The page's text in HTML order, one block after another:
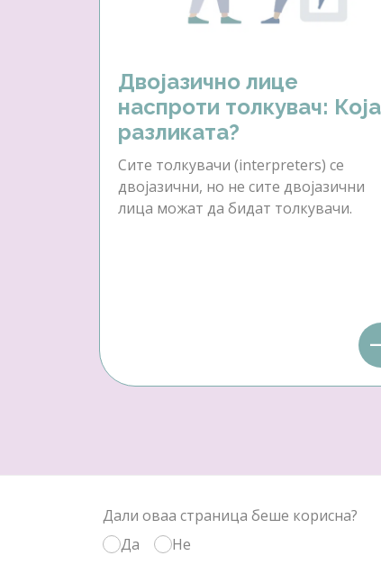
Двојазично лице
наспроти толкувач:
разликата?
Сите толкувачи (interpreters) се
двојазични, но не сите двојазични
лица можат да бидат толкувачи.
Дали оваа страница беше корисна?
Да
Не